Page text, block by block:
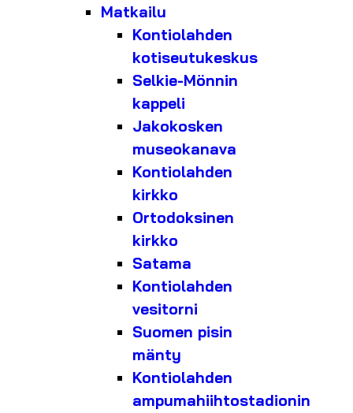
Matkailu
Kontiolahden
kotiseutukeskus
Selkie-Mönnin
kappeli
Jakokosken
museokanava
Kontiolahden
kirkko
Ortodoksinen
kirkko
Satama
Kontiolahden
vesitorni
Suomen pisin
mänty
Kontiolahden
ampumahiihtostadionin